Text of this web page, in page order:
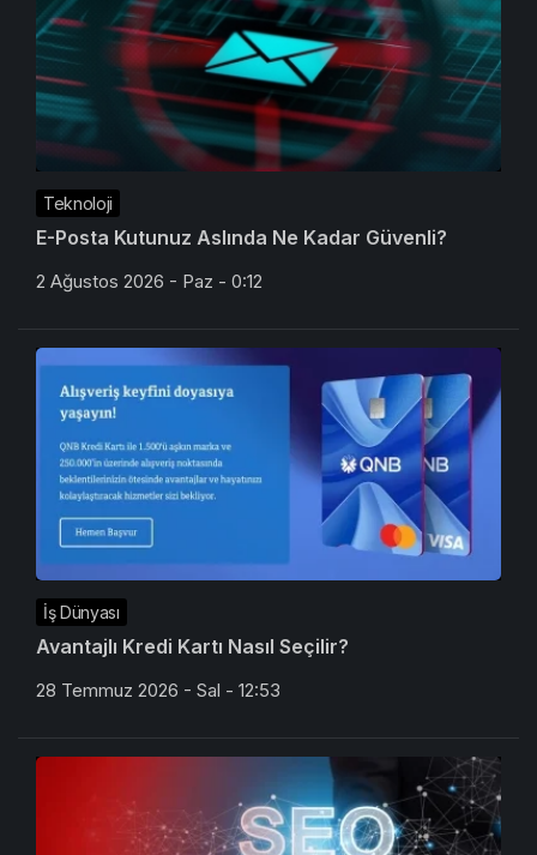
Teknoloji
E-Posta Kutunuz Aslında Ne Kadar Güvenli?
2 Ağustos 2026 - Paz - 0:12
İş Dünyası
Avantajlı Kredi Kartı Nasıl Seçilir?
28 Temmuz 2026 - Sal - 12:53